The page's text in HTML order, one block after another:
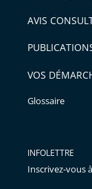
AVIS
VOS
Glossaire
INFOLETTRE
Inscrivez-vous